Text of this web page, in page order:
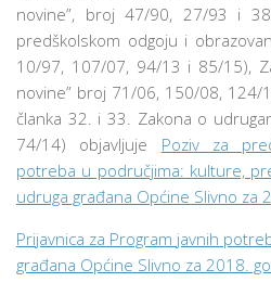
novine”, broj 47/90, 27/93 i
predškolskom odgoju i
10/97, 107/07, 94/13 i 85/15),
novine” broj 71/06, 150/08,
članka 32. i 33. Zakona o
74/14) objavljuje Poziv za
potreba u područjima: kulture,
udruga građana Općine Slivno za
Prijavnica za Program javnih
građana Općine Slivno za 2018.